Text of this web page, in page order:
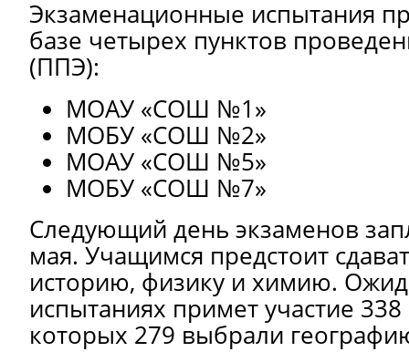
Экзаменационные испытания
базе четырех пунктов
(ППЭ):
МОАУ «СОШ №1»
МОБУ «СОШ №2»
МОАУ «СОШ №5»
МОБУ «СОШ №7»
Следующий день экзаменов
мая. Учащимся предстоит
историю, физику и химию.
испытаниях примет участие
которых 279 выбрали